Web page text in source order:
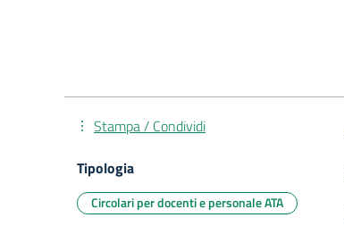
Stampa / Condividi
Tipologia
Circolari per docenti e personale ATA